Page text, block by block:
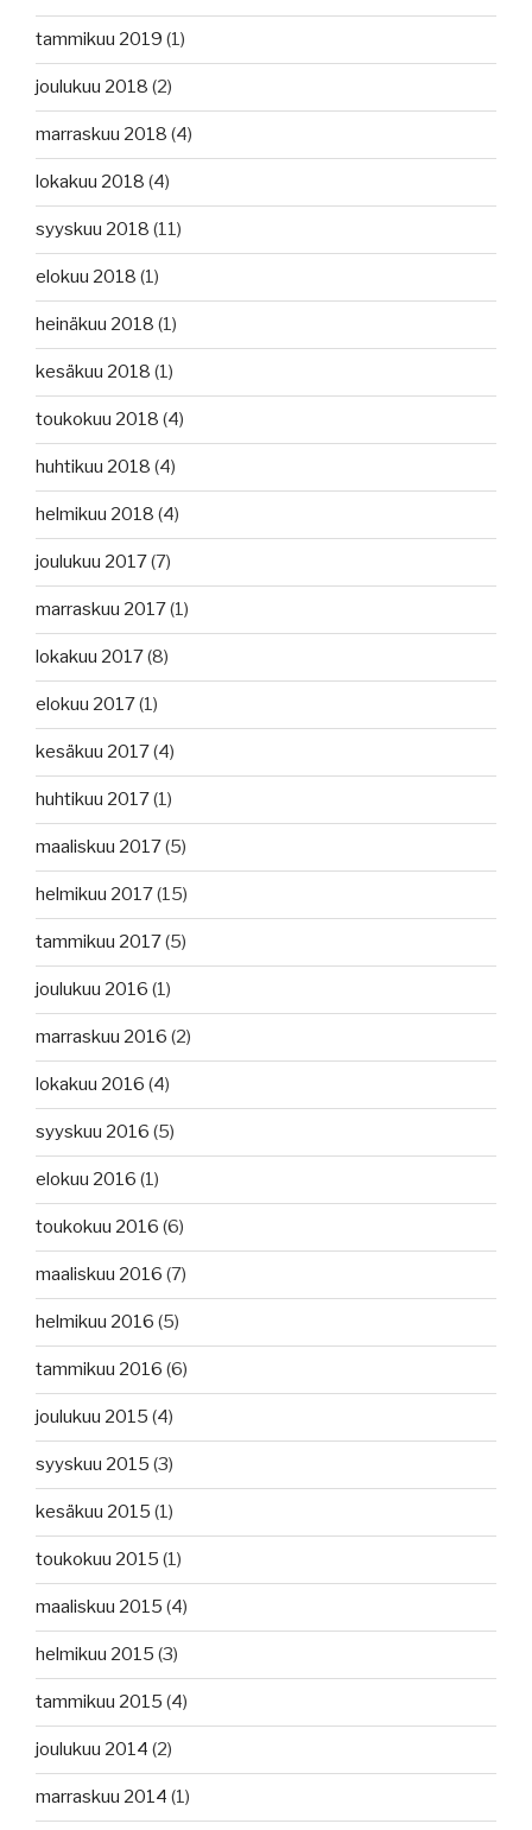
tammikuu 2019 (1)
joulukuu 2018 (2)
marraskuu 2018 (4)
lokakuu 2018 (4)
syyskuu 2018 (11)
elokuu 2018 (1)
heinäkuu 2018 (1)
kesäkuu 2018 (1)
toukokuu 2018 (4)
huhtikuu 2018 (4)
helmikuu 2018 (4)
joulukuu 2017(7)
marraskuu 2017(1)
lokakuu 2017(8)
elokuu 2017(1)
kesäkuu 2017(4)
huhtikuu 2017(1)
maaliskuu 2017(5)
helmikuu 2017(15)
tammikuu 2017(5)
joulukuu 2016 (1)
marraskuu 2016 (2)
lokakuu 2016 (4)
syyskuu 2016 (5)
elokuu 2016 (1)
toukokuu 2016 (6)
maaliskuu 2016 (7)
helmikuu 2016 (5)
tammikuu 2016 (6)
joulukuu 2015 (4)
syyskuu 2015 (3)
kesäkuu 2015 (1)
toukokuu 2015 (1)
maaliskuu 2015 (4)
helmikuu 2015 (3)
tammikuu 2015 (4)
joulukuu 2014 (2)
marraskuu 2014 (1)